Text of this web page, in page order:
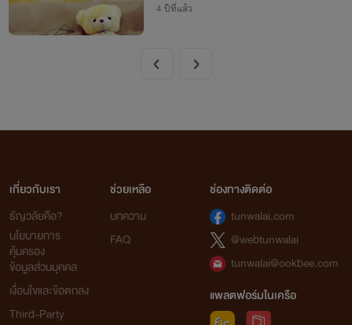
4 ปีที่แล้ว
เกี่ยวกับเรา
ธัญวลัยคือ?
นโยบายการ
คุ้มครอง
ข้อมูลส่วนบุคคล
เงื่อนไขและข้อตกลง
Third-Party
ช่วยเหลือ
บทความ
FAQ
ช่องทางติดต่อ
tunwalai.com
@webtunwalai
tunwalai@ookbee.com
แพลตฟอร์มในเครือ